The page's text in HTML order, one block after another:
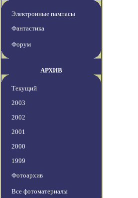
Электронные пампасы
Фантастика
Форум
АРХИВ
Текущий
2003
2002
2001
2000
1999
Фотоархив
Все фотоматериалы